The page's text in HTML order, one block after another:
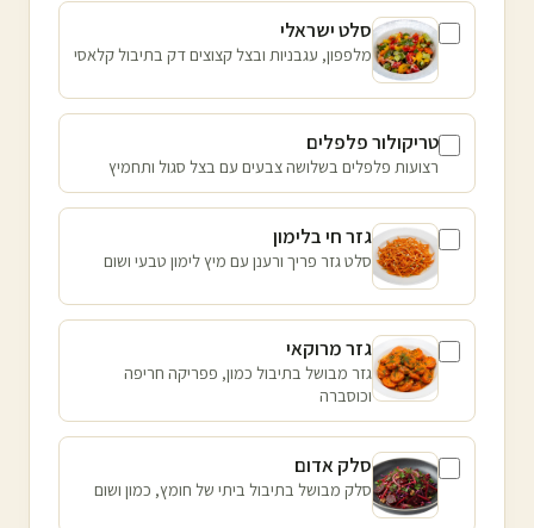
סלט ישראלי
מלפפון, עגבניות ובצל קצוצים דק בתיבול קלאסי
טריקולור פלפלים
רצועות פלפלים בשלושה צבעים עם בצל סגול ותחמיץ
גזר חי בלימון
סלט גזר פריך ורענן עם מיץ לימון טבעי ושום
גזר מרוקאי
גזר מבושל בתיבול כמון, פפריקה חריפה
וכוסברה
סלק אדום
סלק מבושל בתיבול ביתי של חומץ, כמון ושום